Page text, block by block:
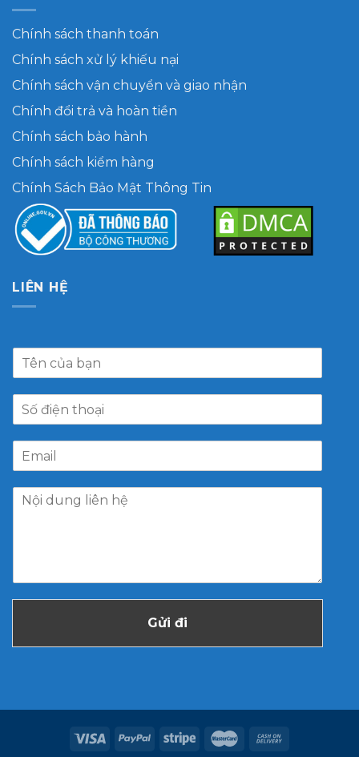
Chính sách thanh toán
Chính sách xử lý khiếu nại
Chính sách vận chuyển và giao nhận
Chính đổi trả và hoàn tiền
Chính sách bảo hành
Chính sách kiểm hàng
Chính Sách Bảo Mật Thông Tin
LIÊN HỆ
Gửi đi